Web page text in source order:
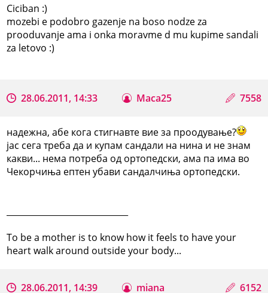
Ciciban :)
mozebi e podobro gazenje na boso nodze za
prooduvanje ama i onka moravme d mu kupime sandali
za letovo :)
28.06.2011, 14:33 Maca25 7558
надежна, абе кога стигнавте вие за проодување?
јас сега треба да и купам сандали на нина и не знам
какви... нема потреба од ортопедски, ама па има во
Чекорчиња ептен убави сандалчиња ортопедски.
To be a mother is to know how it feels to have your
heart walk around outside your body...
28.06.2011, 14:39 miana 6152